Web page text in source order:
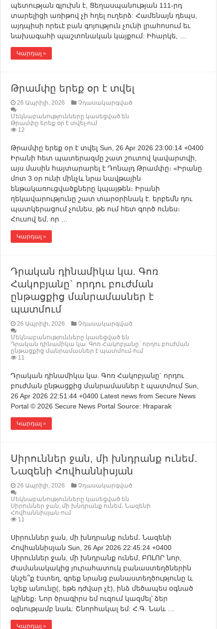
պետության գլուխն է, Ցեղասպանության 111-րդ
տարելիցի առիթով չի հղել ուղերձ: Համենայն դեպս,
այդպիսի որեւէ բան գոյություն չունի լրահոսում եւ
նախագահի պաշտոնական կայքում: Իհարկե, …
Կարդալ »
Թրամփը երեք օր է տվել
26 Ապրիլի, 2026
Չդասակարգված
Մեկնաբանությունները կասեցված են
Թրամփը երեք օր է տվել-ում
12
Թրամփը երեք օր է տվել Sun, 26 Apr 2026 23:00:14 +0400
Իրանի հետ պատերազմը շատ շուտով կավարտվի,
այս մասին հայտարարել է Դոնալդ Թրամփը։ «Իրանը
մոտ 3 օր ունի մինչև նրա նավթային
ենթակառուցվածքները կպայթեն։ Իրանի
ղեկավարությունը շատ տարօրինակ է. երբեմն դու
պատկերացում չունես, թե ում հետ գործ ունես։
Հուսով եմ, որ …
Կարդալ »
Դրական դինամիկա կա. Գոռ
Հակոբյանը` որդու բուժման
ընթացքից մանրամասներ է
պատմում
26 Ապրիլի, 2026
Չդասակարգված
Մեկնաբանությունները կասեցված են
Դրական դինամիկա կա. Գոռ Հակոբյանը` որդու բուժման
ընթացքից մանրամասներ է պատմում-ում
11
Դրական դինամիկա կա. Գոռ Հակոբյանը` որդու
բուժման ընթացքից մանրամասներ է պատմում Sun,
26 Apr 2026 22:51:44 +0400 Latest news from Secure News
Portal © 2026 Secure News Portal Source: Hraparak
Կարդալ »
Սիրուններ ջան, մի խնդրանք ունեմ․
Նազենի Հովհաննիսյան
26 Ապրիլի, 2026
Չդասակարգված
Մեկնաբանությունները կասեցված են
Սիրուններ ջան, մի խնդրանք ունեմ․ Նազենի
Հովհաննիսյան-ում
11
Սիրուններ ջան, մի խնդրանք ունեմ․ Նազենի
Հովհաննիսյան Sun, 26 Apr 2026 22:45:24 +0400
Սիրուններ ջան, մի խնդրանք ունեմ, ԲՈԼՈՐ նոր,
Ժամանակակից յուրահատուկ բանաստեղծներին
կնշե՞ք էստեղ, գրեք նրանց բանաստեղծությունը և
նշեք անունը(, եթե դժվար չէ), ինձ մեծապես օգնած
կլինեք։ Նոր ծրագիրս եմ ուզում կազմել՝ ձեր
օգնությամբ նաև: Շնորհակալ եմ: Հ.Գ. Նաև …
Կարդալ »